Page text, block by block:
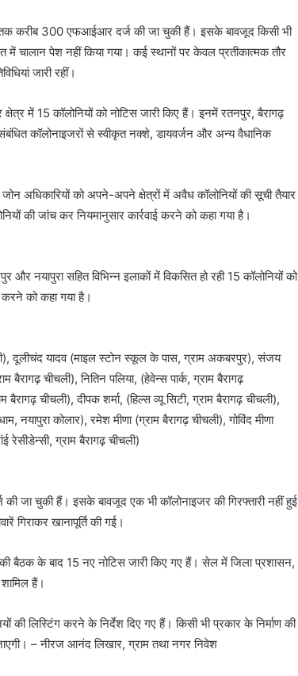
करीब 300 एफआईआर दर्ज की जा चुकी हैं। इसके बावजूद किसी भी
में चालान पेश नहीं किया गया। कई स्थानों पर केवल प्रतीकात्मक तौर
जारी रहीं।
में 15 कॉलोनियों को नोटिस जारी किए हैं। इनमें रतनपुर, बैरागढ़
कॉलोनाइजरों से स्वीकृत नक्शे, डायवर्जन और अन्य वैधानिक
अधिकारियों को अपने-अपने क्षेत्रों में अवैध कॉलोनियों की सूची तैयार
की जांच कर नियमानुसार कार्रवाई करने को कहा गया है।
नयापुरा सहित विभिन्न इलाकों में विकसित हो रही 15 कॉलोनियों को
को कहा गया है।
दूलीचंद यादव (माइल स्टोन स्कूल के पास, ग्राम अकबरपुर), संजय
चीचली), नितिन पलिया, (हेवेन्स पार्क, ग्राम बैरागढ़
चीचली), दीपक शर्मा, (हिल्स व्यू सिटी, ग्राम बैरागढ़ चीचली),
नयापुरा कोलार), रमेश मीणा (ग्राम बैरागढ़ चीचली), गोविंद मीणा
रेसीडेन्सी, ग्राम बैरागढ़ चीचली)
जा चुकी हैं। इसके बावजूद एक भी कॉलोनाइजर की गिरफ्तारी नहीं हुई
गिराकर खानापूर्ति की गई।
बैठक के बाद 15 नए नोटिस जारी किए गए हैं। सेल में जिला प्रशासन,
हैं।
की लिस्टिंग करने के निर्देश दिए गए हैं। किसी भी प्रकार के निर्माण की
– नीरज आनंद लिखार, ग्राम तथा नगर निवेश